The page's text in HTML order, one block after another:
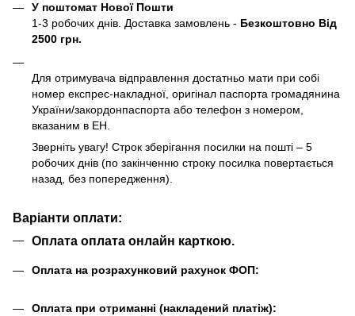
У поштомат Нової Пошти
1-3 робочих днів. Доставка замовлень - Безкоштовно Від
2500 грн.
Для отримувача відправлення достатньо мати при собі
номер експрес-накладної, оригінал паспорта громадянина
України/закордонпаспорта або телефон з номером,
вказаним в ЕН.
Зверніть увагу! Строк зберігання посилки на пошті – 5
робочих днів (по закінченню строку посилка повертається
назад, без попередження).
Варіанти оплати:
Оплата оплата онлайн карткою.
Оплата на розрахунковий рахунок ФОП:
Оплата при отриманні (накладений платіж):